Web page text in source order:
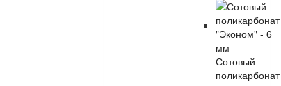
Сотовый
поликарбонат